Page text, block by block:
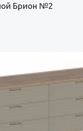
Брион №2